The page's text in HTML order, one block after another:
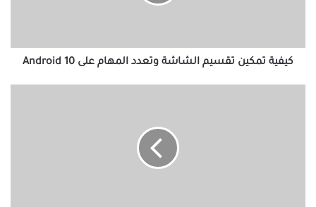
10
كيفية تمكين تقسيم الشاشة وتعدد المهام على Android 10